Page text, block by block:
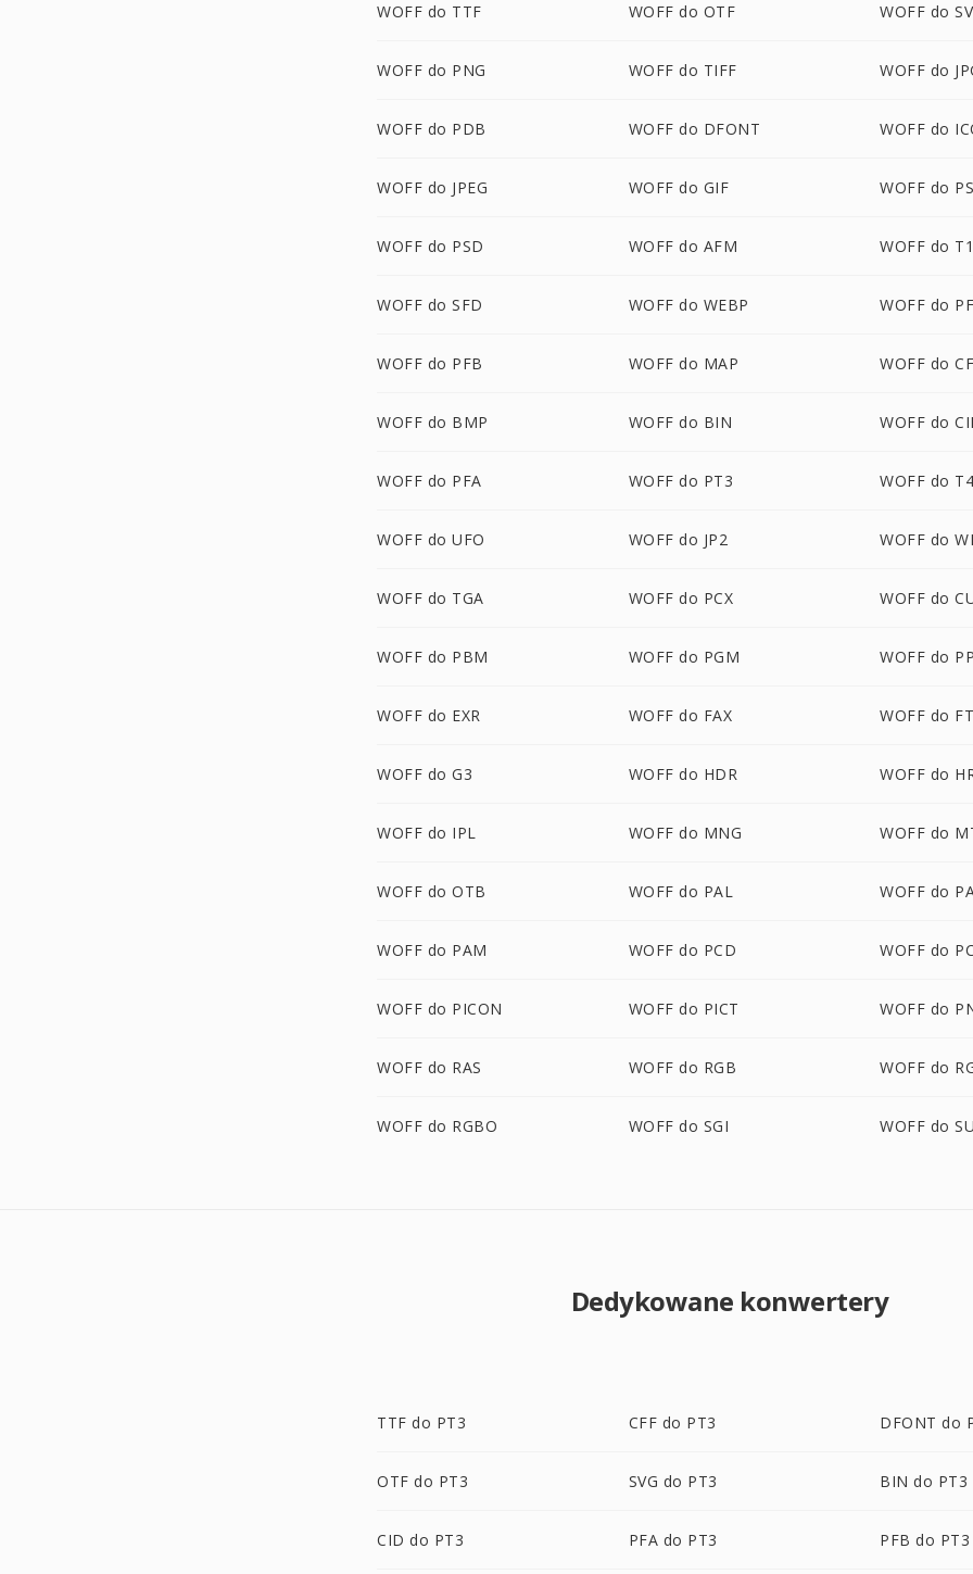
WOFF do TTF WOFF do OTF WOFF do
WOFF do PNG WOFF do TIFF WOFF do
WOFF do PDB WOFF do DFONT WOFF do
WOFF do JPEG WOFF do GIF WOFF do
WOFF do PSD WOFF do AFM WOFF do
WOFF do SFD WOFF do WEBP WOFF do
WOFF do PFB WOFF do MAP WOFF do
WOFF do BMP WOFF do BIN WOFF do
WOFF do PFA WOFF do PT3 WOFF do
WOFF do UFO WOFF do JP2 WOFF do
WOFF do TGA WOFF do PCX WOFF do
WOFF do PBM WOFF do PGM WOFF do
WOFF do EXR WOFF do FAX WOFF do
WOFF do G3 WOFF do HDR WOFF do
WOFF do IPL WOFF do MNG WOFF do
WOFF do OTB WOFF do PAL WOFF do
WOFF do PAM WOFF do PCD WOFF do
WOFF do PICON WOFF do PICT WOFF do
WOFF do RAS WOFF do RGB WOFF do
WOFF do RGBO WOFF do SGI WOFF do
Dedykowane konwertery
TTF do PT3 CFF do PT3 DFONT do
OTF do PT3 SVG do PT3 BIN do PT3
CID do PT3 PFA do PT3 PFB do PT3